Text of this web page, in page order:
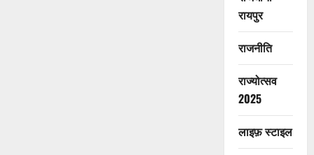
रायपुर
राजनीति
राज्योत्सव
2025
लाइफ़ स्टाइल